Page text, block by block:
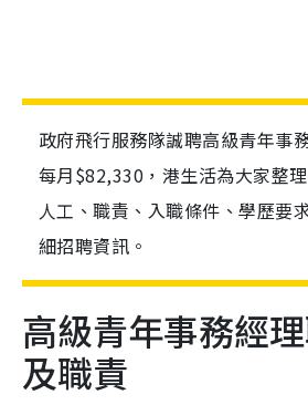
政府飛行服務隊誠聘高級青年事
每月$82,330，港生活為大家整
人工、職責、入職條件、學歷要
細招聘資訊。
高級青年事務經
及職責